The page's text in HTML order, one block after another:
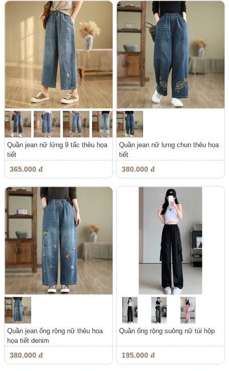
Quần jean nữ lửng 9 tấc thêu họa
tiết
365.000 đ
Quần jean nữ lưng chun thêu họa
tiết
380.000 đ
Quần jean ống rộng nữ thêu hoa
họa tiết denim
380.000 đ
Quần ống rộng suông nữ túi hộp
195.000 đ